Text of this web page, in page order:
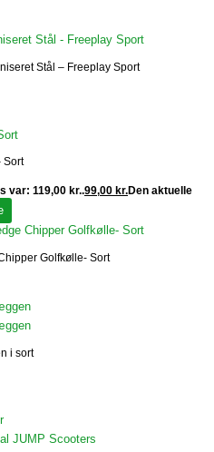
Stål – Freeplay Sport
Sort
var: 119,00 kr..99,00 kr.Den aktuelle
Golfkølle- Sort
i sort